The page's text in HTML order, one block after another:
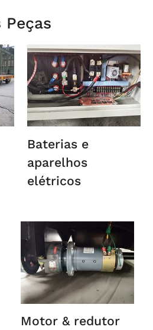
Peças
Baterias e
aparelhos
elétricos
Motor & redutor